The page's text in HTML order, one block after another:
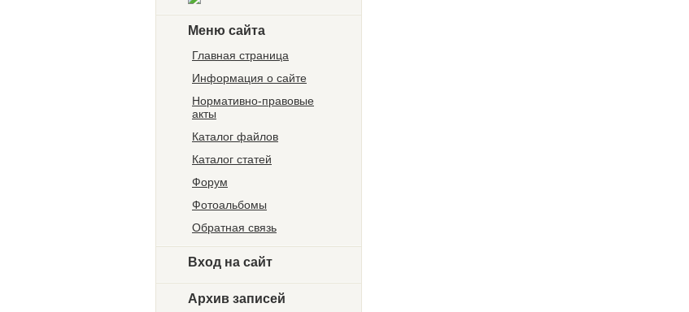
Меню сайта
Главная страница
Информация о сайте
Нормативно-правовые
акты
Каталог файлов
Каталог статей
Форум
Фотоальбомы
Обратная связь
Вход на сайт
Архив записей